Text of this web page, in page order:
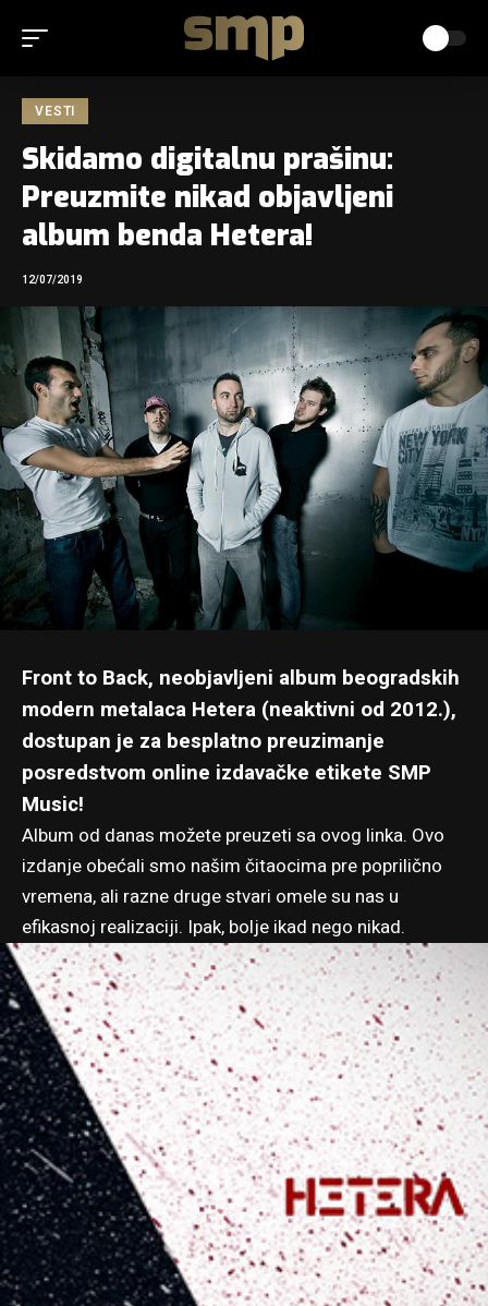
VESTI
Skidamo digitalnu prašinu:
Preuzmite nikad objavljeni
album benda Hetera!
12/07/2019
Front to Back, neobjavljeni album beogradskih
modern metalaca Hetera (neaktivni od 2012.),
dostupan je za besplatno preuzimanje
posredstvom online izdavačke etikete SMP
Music!
Album od danas možete preuzeti sa ovog linka. Ovo
izdanje obećali smo našim čitaocima pre poprilično
vremena, ali razne druge stvari omele su nas u
efikasnoj realizaciji. Ipak, bolje ikad nego nikad.